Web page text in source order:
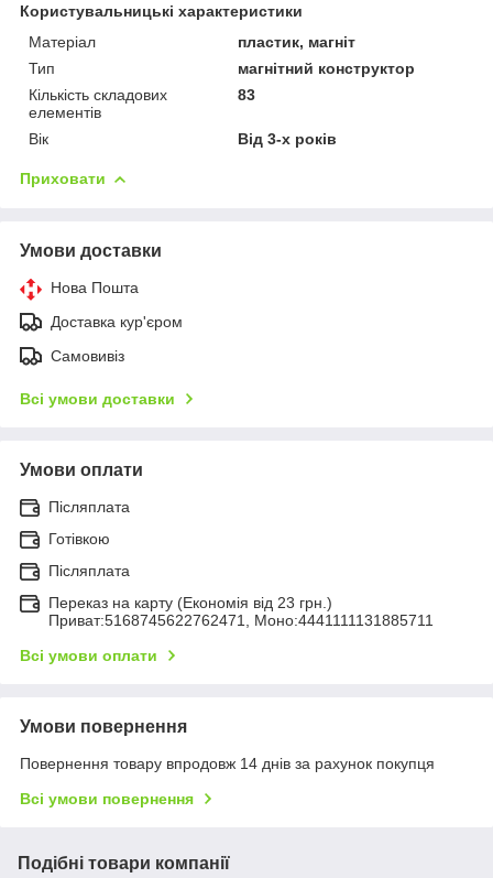
Користувальницькі характеристики
Матеріал
пластик, магніт
Тип
магнітний конструктор
Кількість складових
елементів
83
Вік Від 3-х років
Приховати
Умови доставки
Нова Пошта
Доставка кур'єром
Самовивіз
Всі умови доставки
Умови оплати
Післяплата
Готівкою
Післяплата
Переказ на карту (Економія від 23 грн.)
Приват:5168745622762471, Моно:4441111131885711
Всі умови оплати
Умови повернення
Повернення товару впродовж 14 днів за рахунок покупця
Всі умови повернення
Подібні товари компанії